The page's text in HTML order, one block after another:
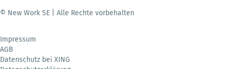
© New Work SE | Alle Rechte vorbehalten
Impressum
AGB
Datenschutz bei XING